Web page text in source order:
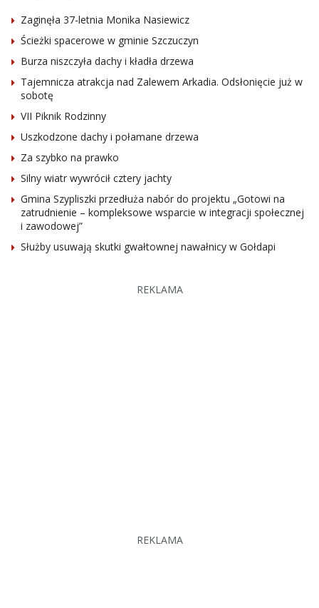
Zaginęła 37-letnia Monika Nasiewicz
Ścieżki spacerowe w gminie Szczuczyn
Burza niszczyła dachy i kładła drzewa
Tajemnicza atrakcja nad Zalewem Arkadia. Odsłonięcie już w
sobotę
VII Piknik Rodzinny
Uszkodzone dachy i połamane drzewa
Za szybko na prawko
Silny wiatr wywrócił cztery jachty
Gmina Szypliszki przedłuża nabór do projektu „Gotowi na
zatrudnienie – kompleksowe wsparcie w integracji społecznej
i zawodowej”
Służby usuwają skutki gwałtownej nawałnicy w Gołdapi
REKLAMA
REKLAMA